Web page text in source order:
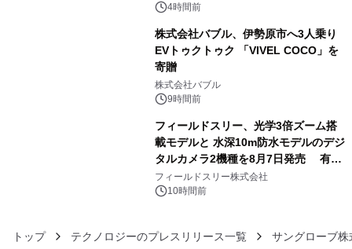
4時間前
株式会社バブル、伊勢原市へ3人乗り
EVトゥクトゥク 「VIVEL COCO」を
寄贈
株式会社バブル
9時間前
フィールドスリー、光学3倍ズーム搭
載モデルと 水深10m防水モデルのデジ
タルカメラ2機種を8月7日発売 有効
約1300万画素、用途別に選べるコンデ
ジ新登場
フィールドスリー株式会社
10時間前
トップ テクノロジーのプレスリリース一覧 サングローブ株